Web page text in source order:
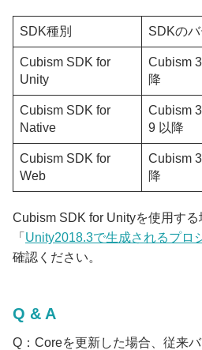
SDK種別 SDKの
Cubism SDK for
Unity
Cubism
降
Cubism SDK for
Native
Cubism
9 以降
Cubism SDK for
Web
Cubism
降
Cubism SDK for Unityを使用する
「 Unity2018.3で生成されるプロ
確認ください。
Q & A
Q：Coreを更新した場合、従来